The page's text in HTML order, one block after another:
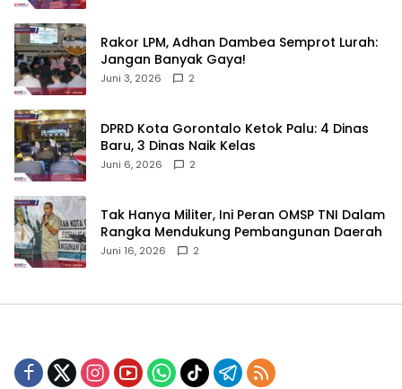
‎Rakor LPM, Adhan Dambea Semprot Lurah:
Jangan Banyak Gaya!‎
Juni 3, 2026 2
‎DPRD Kota Gorontalo Ketok Palu: 4 Dinas
Baru, 3 Dinas Naik Kelas
Juni 6, 2026 2
‎Tak Hanya Militer, Ini Peran OMSP TNI Dalam
Rangka Mendukung Pembangunan Daerah
Juni 16, 2026 2